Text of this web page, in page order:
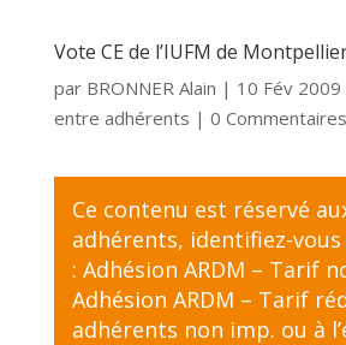
Vote CE de l’IUFM de
par BRONNER Alain | 10 Fév 2009
entre adhérents | 0 Commentaires
Ce contenu est réservé
adhérents, identifiez-vous
: Adhésion ARDM – Tarif
Adhésion ARDM – Tarif
adhérents non imp. ou à